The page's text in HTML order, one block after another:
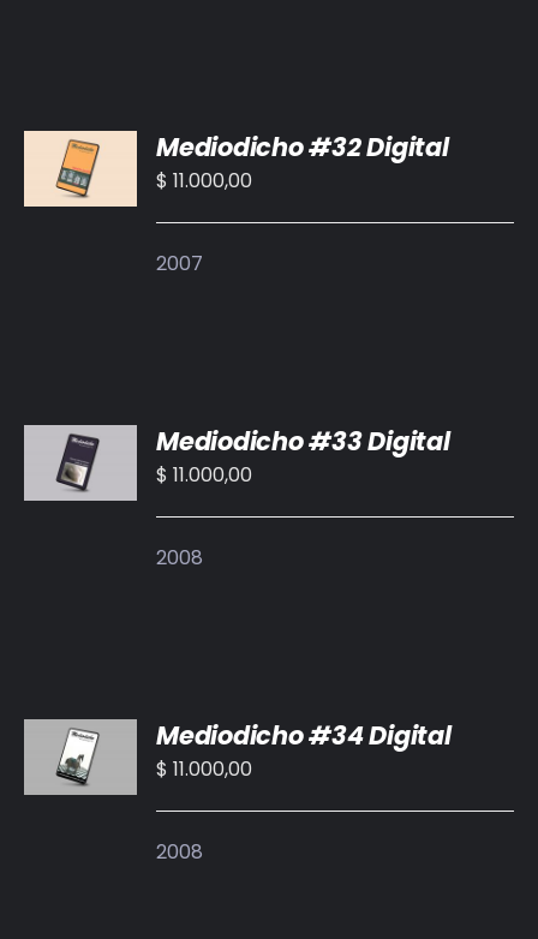
AL
CARRITO
/
Mediodicho #32 Digital
$ 11.000,00
2007
AL
CARRITO
/
Mediodicho #33 Digital
$ 11.000,00
2008
AL
CARRITO
/
Mediodicho #34 Digital
$ 11.000,00
2008